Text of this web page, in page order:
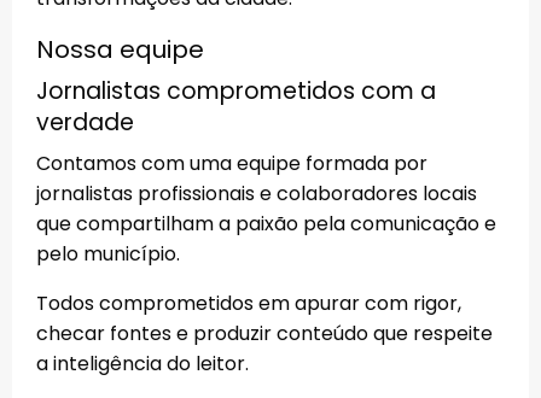
Nossa equipe
Jornalistas comprometidos com a
verdade
Contamos com uma equipe formada por
jornalistas profissionais e colaboradores locais
que compartilham a paixão pela comunicação e
pelo município.
Todos comprometidos em apurar com rigor,
checar fontes e produzir conteúdo que respeite
a inteligência do leitor.